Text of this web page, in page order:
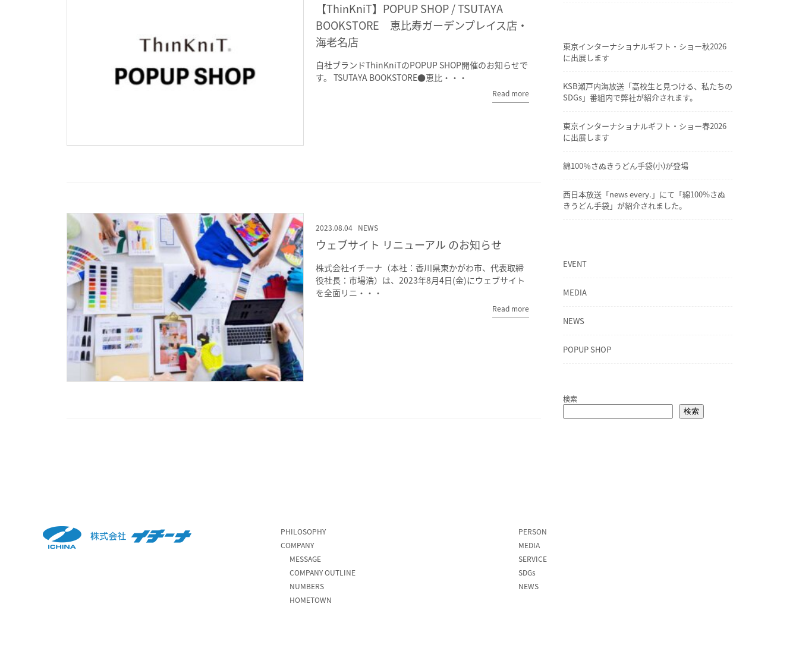
【ThinKniT】POPUP SHOP / TSUTAYA
BOOKSTORE 恵比寿ガーデンプレイス店・
海老名店
自社ブランドThinKniTのPOPUP SHOP開催のお知らせで
す。 TSUTAYA BOOKSTORE●恵比・・・
Read more
2023.08.04 NEWS
ウェブサイト リニューアル のお知らせ
株式会社イチーナ（本社：香川県東かがわ市、代表取締
役社長：市場浩）は、2023年8月4日(金)にウェブサイト
を全面リニ・・・
Read more
東京インターナショナルギフト・ショー秋2026
に出展します
KSB瀬戸内海放送「高校生と見つける、私たちの
SDGs」番組内で弊社が紹介されます。
東京インターナショナルギフト・ショー春2026
に出展します
綿100％さぬきうどん手袋(小)が登場
西日本放送「news every.」にて「綿100%さぬ
きうどん手袋」が紹介されました。
EVENT
MEDIA
NEWS
POPUP SHOP
検索
検索
PHILOSOPHY
COMPANY
MESSAGE
COMPANY OUTLINE
NUMBERS
HOMETOWN
PERSON
MEDIA
SERVICE
SDGs
NEWS